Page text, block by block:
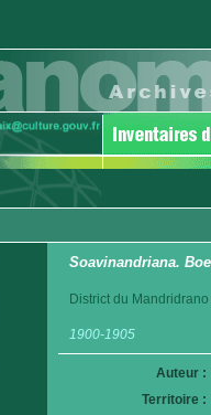
Soavinandriana.
District du Mandridrano
1900-1905
Auteur :
Territoire :